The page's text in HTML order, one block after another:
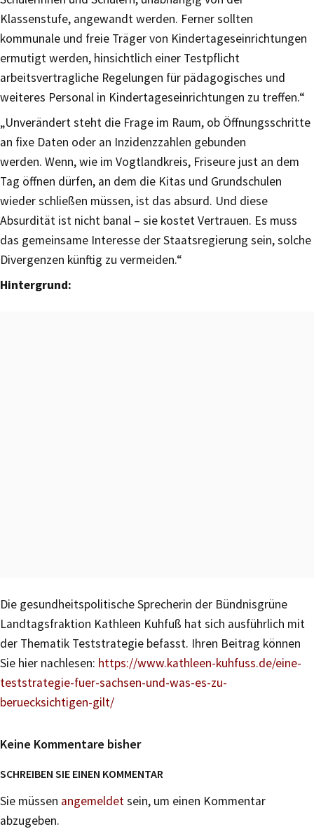
Klassenstufe, angewandt werden. Ferner sollten
kommunale und freie Träger von Kindertageseinrichtungen
ermutigt werden, hinsichtlich einer Testpflicht
arbeitsvertragliche Regelungen für pädagogisches und
weiteres Personal in Kindertageseinrichtungen zu treffen.“
„Unverändert steht die Frage im Raum, ob Öffnungsschritte
an fixe Daten oder an Inzidenzzahlen gebunden
werden. Wenn, wie im Vogtlandkreis, Friseure just an dem
Tag öffnen dürfen, an dem die Kitas und Grundschulen
wieder schließen müssen, ist das absurd. Und diese
Absurdität ist nicht banal – sie kostet Vertrauen. Es muss
das gemeinsame Interesse der Staatsregierung sein, solche
Divergenzen künftig zu vermeiden.“
Hintergrund:
Die gesundheitspolitische Sprecherin der Bündnisgrüne
Landtagsfraktion Kathleen Kuhfuß hat sich ausführlich mit
der Thematik Teststrategie befasst. Ihren Beitrag können
Sie hier nachlesen: https://www.kathleen-kuhfuss.de/eine-
teststrategie-fuer-sachsen-und-was-es-zu-
beruecksichtigen-gilt/
Keine Kommentare bisher
SCHREIBEN SIE EINEN KOMMENTAR
Sie müssen angemeldetsein, um einen Kommentar
abzugeben.